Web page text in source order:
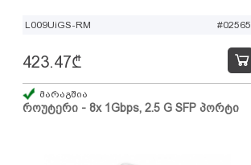
L009UiGS-RM #02565
როუტერი - 8x 1Gbps, 2.5 G SFP პორტი
423.47₾
მარაგშია